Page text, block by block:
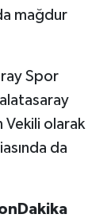
mağdur
Spor
Vekili olarak
da